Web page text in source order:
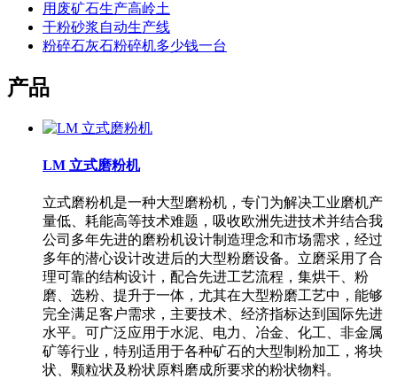
用废矿石生产高岭土
干粉砂浆自动生产线
粉碎石灰石粉碎机多少钱一台
产品
LM 立式磨粉机
立式磨粉机是一种大型磨粉机，专门为解决工业磨机产
量低、耗能高等技术难题，吸收欧洲先进技术并结合我
公司多年先进的磨粉机设计制造理念和市场需求，经过
多年的潜心设计改进后的大型粉磨设备。立磨采用了合
理可靠的结构设计，配合先进工艺流程，集烘干、粉
磨、选粉、提升于一体，尤其在大型粉磨工艺中，能够
完全满足客户需求，主要技术、经济指标达到国际先进
水平。可广泛应用于水泥、电力、冶金、化工、非金属
矿等行业，特别适用于各种矿石的大型制粉加工，将块
状、颗粒状及粉状原料磨成所要求的粉状物料。